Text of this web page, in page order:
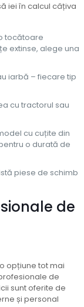
iei în calcul câțiva
tocătoare
extinse, alege una
iarbă – fiecare tip
cu tractorul sau
cu cuțite din
o durată de
piese de schimb
de
opțiune tot mai
de
sunt oferite de
și personal